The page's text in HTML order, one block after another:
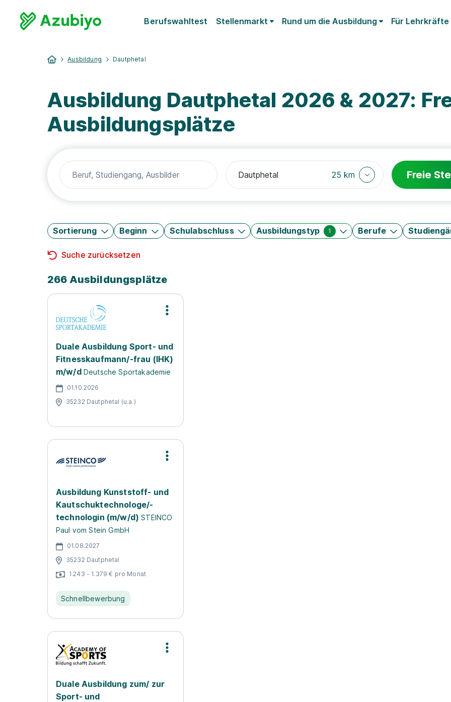
Berufswahltest Stellenmarkt Rund um die Ausbildung Für Lehrkräfte
Ausbildung Dautphetal
Ausbildung Dautphetal 2026 & 2027:
Ausbildungsplätze
25 km Freie
Sortierung Beginn Schulabschluss Ausbildungstyp 1 Berufe
Suche zurücksetzen
266 Ausbildungsplätze
Duale Ausbildung Sport- und
Fitnesskaufmann/-frau (IHK)
m/w/d Deutsche Sportakademie
01.10.2026
35232 Dautphetal (u.a.)
Ausbildung Kunststoff- und
Kautschuktechnologe/-
technologin (m/w/d) STEINCO
Paul vom Stein GmbH
01.08.2027
35232 Dautphetal
1.243 - 1.379 € pro Monat
Schnellbewerbung
Duale Ausbildung zum/ zur
Sport- und